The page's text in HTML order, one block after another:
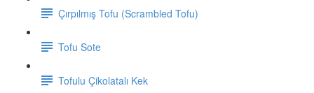
Çırpılmış Tofu (Scrambled Tofu)
Tofu Sote
Tofulu Çikolatalı Kek